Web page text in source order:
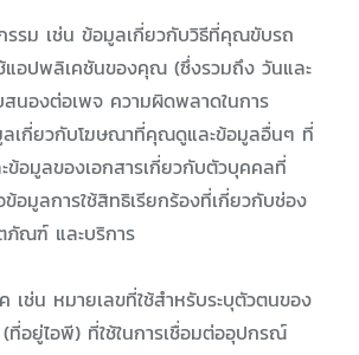
รม เช่น ข้อมูลเกี่ยวกับวิธีที่คุณขับรถ
แอปพลิเคชันของคุณ (ซึ่งรวมถึง วันและ
สนองต่อเพจ ความผิดพลาดในการ
ลเกี่ยวกับโฆษณาที่คุณดูและข้อมูลอื่นๆ ที่
ข้อมูลของเอกสารเกี่ยวกับตัวบุคคลที่
อมูลการใช้สิทธิเรียกร้องที่เกี่ยวกับช่อง
ภัณฑ์ และบริการ
เช่น หมายเลขที่ใช้สำหรับระบุตัวตนของ
ที่อยู่ไอพี) ที่ใช้ในการเชื่อมต่ออุปกรณ์